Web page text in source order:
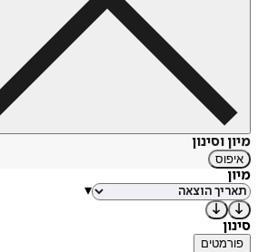
מיון וסינון
איפוס
מיון
▾
סינון
פורמטים